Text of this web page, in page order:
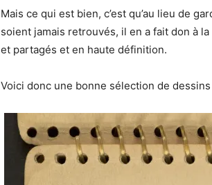
Mais ce qui est bien, c’est qu’au lieu de
soient jamais retrouvés, il en a fait don à
et partagés et en haute définition.
Voici donc une bonne sélection de